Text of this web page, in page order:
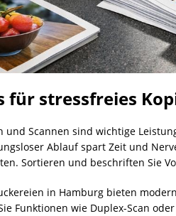
für stressfreies
und Scannen sind wichtige
Ablauf spart Zeit und
Sortieren und beschriften Sie
in Hamburg bieten
Funktionen wie Duplex-Scan